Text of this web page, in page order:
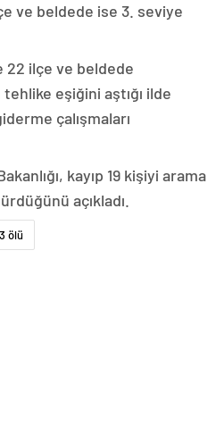
ve beldede ise 3. seviye
22 ilçe ve beldede
eşiğini aştığı ilde
çalışmaları
kayıp 19 kişiyi arama
açıkladı.
ölü